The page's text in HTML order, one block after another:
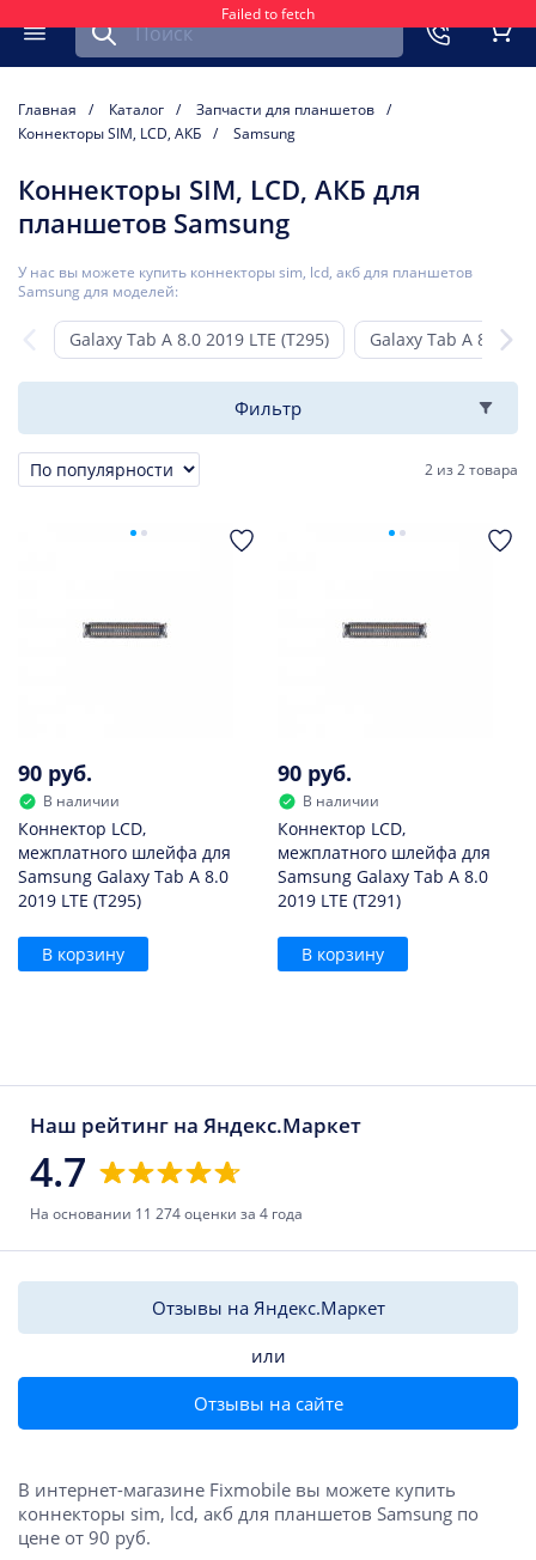
Failed to fetch
Меню
Найти запчасть для мобильного устройства
Главная Каталог
Запчасти для планшетов
Коннекторы SIM, LCD, АКБ
Samsung
Коннекторы SIM, LCD, АКБ для
планшетов Samsung
У нас вы можете купить коннекторы sim, lcd, акб для планшетов
Samsung для моделей:
Galaxy Tab A 8.0 2019 LTE (T295) Galaxy Tab A 8.0
Фильтр
Сортировка 2 из2 товара
90 руб.
В наличии
Коннектор LCD,
межплатного шлейфа для
Samsung Galaxy Tab A 8.0
2019 LTE (T295)
В корзину
90 руб.
В наличии
Коннектор LCD,
межплатного шлейфа для
Samsung Galaxy Tab A 8.0
2019 LTE (T291)
В корзину
Наш рейтинг на Яндекс.Маркет
4.7
На основании 11 274 оценки за 4 года
Отзывы на Яндекс.Маркет
или
Отзывы на сайте
В интернет-магазине Fixmobile вы можете купить
коннекторы sim, lcd, акб для планшетов Samsung по
цене от 90 руб.